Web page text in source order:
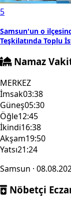
5
Samsun'un o
Teşkilatında Toplu
Namaz
MERKEZ
İmsak03:38
Güneş05:30
Öğle12:45
İkindi16:38
Akşam19:50
Yatsı21:24
Samsun ·
Nöbetçi